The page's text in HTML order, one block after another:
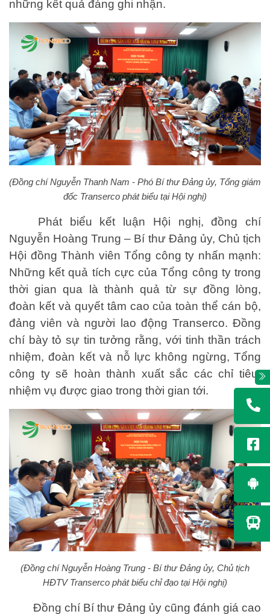
những kết quả đáng ghi nhận.
(Đồng chí Nguyễn Thanh Nam - Phó Bí thư Đảng ủy, Tổng giám
đốc Transerco phát biểu tại Hội nghị)
Phát biểu kết luận Hội nghị, đồng chí
Nguyễn Hoàng Trung – Bí thư Đảng ủy, Chủ tịch
Hội đồng Thành viên Tổng công ty nhấn mạnh:
Những kết quả tích cực của Tổng công ty trong
thời gian qua là thành quả từ sự đồng lòng,
đoàn kết và quyết tâm cao của toàn thể cán bộ,
đảng viên và người lao động Transerco. Đồng
chí bày tỏ sự tin tưởng rằng, với tinh thần trách
nhiệm, đoàn kết và nỗ lực không ngừng, Tổng
công ty sẽ hoàn thành xuất sắc các chỉ tiêu,
nhiệm vụ được giao trong thời gian tới.
(Đồng chí Nguyễn Hoàng Trung - Bí thư Đảng ủy, Chủ tịch
HĐTV Transerco phát biểu chỉ đạo tại Hội nghị)
Đồng chí Bí thư Đảng ủy cũng đánh giá cao